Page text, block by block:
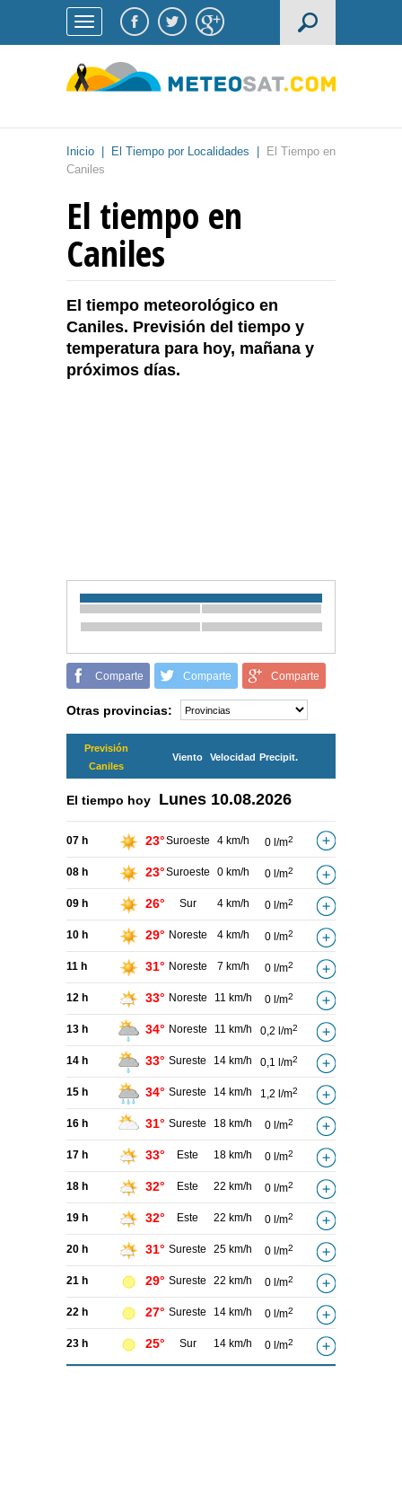
Inicio El Tiempo por Localidades
El Tiempo en
Caniles
El tiempo en
Caniles
El tiempo meteorológico en
Caniles. Previsión del tiempo y
temperatura para hoy, mañana y
próximos días.
Comparte Comparte Comparte
Otras provincias:
Previsión
Caniles
Viento Velocidad Precipit.
El tiempo hoy Lunes 10.08.2026
07 h 23°Suroeste 4 km/h 0 l/m2
08 h 23°Suroeste 0 km/h 0 l/m2
09 h 26° Sur 4 km/h 0 l/m2
10 h 29° Noreste 4 km/h 0 l/m2
11 h 31° Noreste 7 km/h 0 l/m2
12 h 33° Noreste 11 km/h 0 l/m2
13 h 34° Noreste 11 km/h 0,2 l/m2
14 h 33° Sureste 14 km/h 0,1 l/m2
15 h 34° Sureste 14 km/h 1,2 l/m2
16 h 31° Sureste 18 km/h 0 l/m2
17 h 33° Este 18 km/h 0 l/m2
18 h 32° Este 22 km/h 0 l/m2
19 h 32° Este 22 km/h 0 l/m2
20 h 31° Sureste 25 km/h 0 l/m2
21 h 29° Sureste 22 km/h 0 l/m2
22 h 27° Sureste 14 km/h 0 l/m2
23 h 25° Sur 14 km/h 0 l/m2